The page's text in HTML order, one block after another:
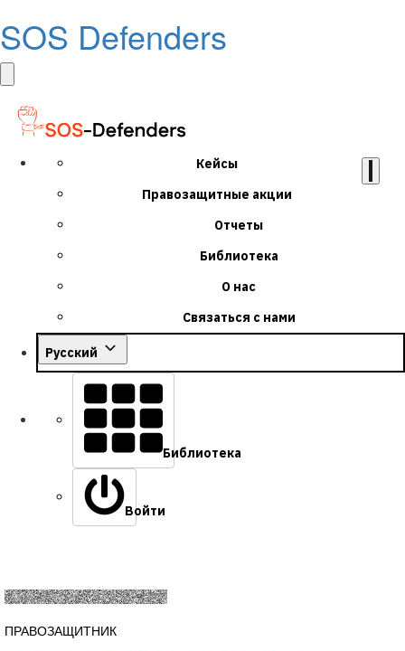
SOS Defenders
Кейсы
Правозащитные акции
Отчеты
Библиотека
О нас
Связаться с нами
Русский
Библиотека
Войти
ПРАВОЗАЩИТНИК